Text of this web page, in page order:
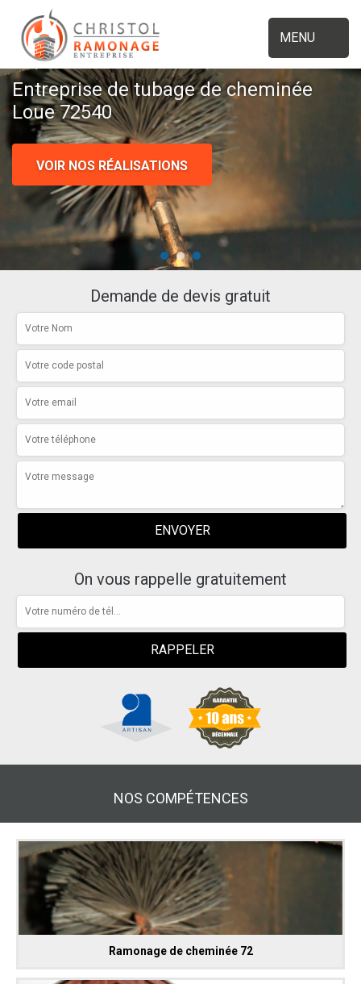
MENU
Entreprise de tubage de cheminée
Loue 72540
VOIR NOS RÉALISATIONS
Demande de devis gratuit
On vous rappelle gratuitement
NOS COMPÉTENCES
Ramonage de cheminée 72